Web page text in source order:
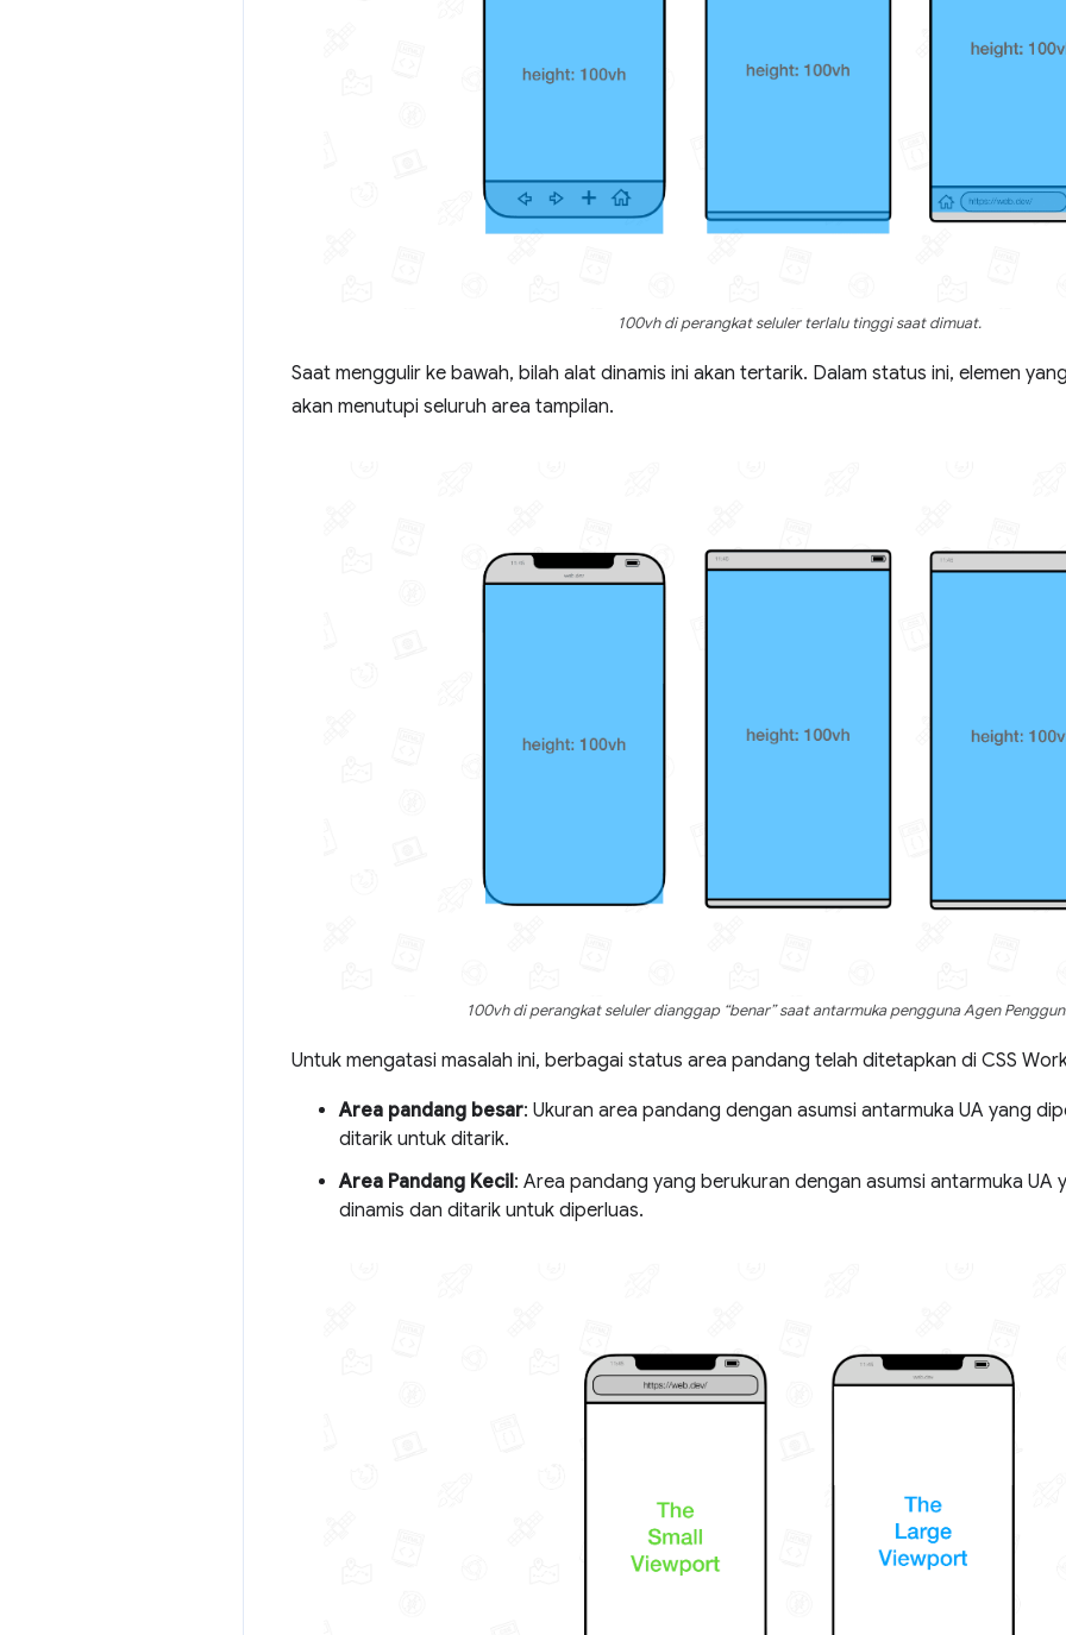
100vh di perangkat seluler terlalu tinggi saat dimuat.
Saat menggulir ke bawah, bilah alat dinamis ini akan tertarik. Dalam status ini, elemen
akan menutupi seluruh area tampilan.
100vh di perangkat seluler dianggap “benar” saat antarmuka pengguna Agen
Untuk mengatasi masalah ini, berbagai status area pandang telah ditetapkan di CSS
Area pandang besar: Ukuran area pandang dengan asumsi antarmuka UA yang
ditarik untuk ditarik.
Area Pandang Kecil: Area pandang yang berukuran dengan asumsi antarmuka UA
dinamis dan ditarik untuk diperluas.